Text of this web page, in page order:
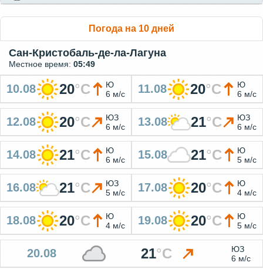
Погода на 10 дней
Сан-Кристобаль-де-ла-Лагуна
Местное время: 05:49
10.08 20°C
Ю
6 м/с
11.08 20°C
Ю
6 м/с
12.08 20°C
ЮЗ
6 м/с
13.08 21°C
ЮЗ
6 м/с
14.08 21°C
Ю
6 м/с
15.08 21°C
Ю
5 м/с
16.08 21°C
ЮЗ
5 м/с
17.08 20°C
Ю
4 м/с
18.08 20°C
Ю
4 м/с
19.08 20°C
Ю
5 м/с
20.08 21°C
ЮЗ
6 м/с